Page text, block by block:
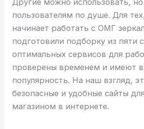
пользователям по душе. Для
начинает работать с ОМГ
подготовили подборку из пяти
оптимальных сервисов для
проверены временем и имеют
популярность. На наш взгляд,
безопасные и удобные сайты
магазином в интернете.